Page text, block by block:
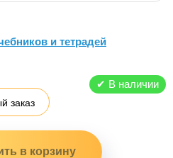
и тетрадей
✔ В наличии
заказ